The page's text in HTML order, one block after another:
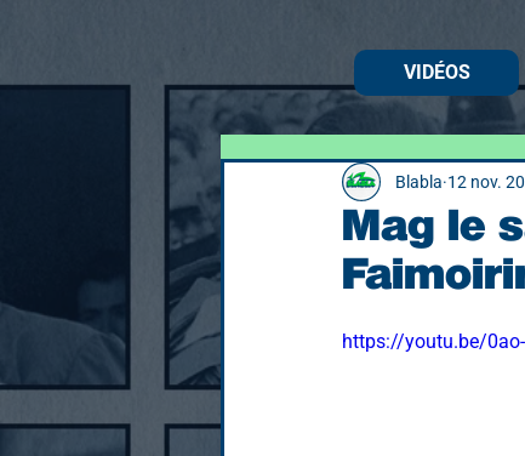
VIDÉOS
Mag le
Blabla 12 nov.
https://youtu.be/0ao-